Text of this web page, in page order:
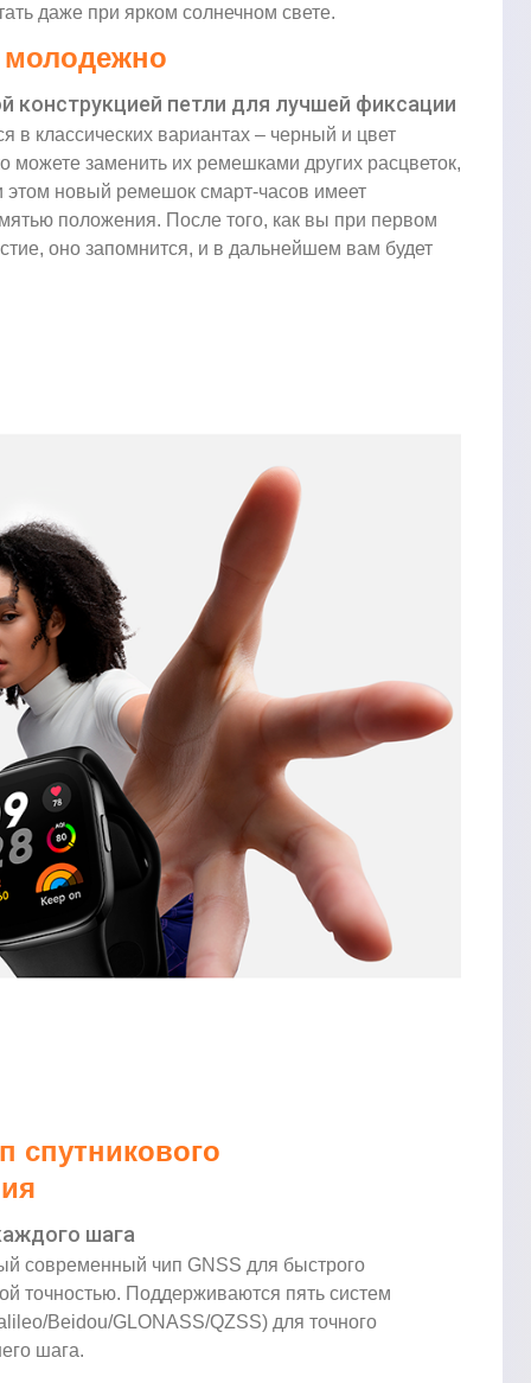
даже при ярком солнечном свете.
конструкцией петли для лучшей фиксации
в классических вариантах – черный и цвет
можете заменить их ремешками других расцветок,
этом новый ремешок смарт-часов имеет
положения. После того, как вы при первом
оно запомнится, и в дальнейшем вам будет
спутникового
шага
современный чип GNSS для быстрого
точностью. Поддерживаются пять систем
Beidou/GLONASS/QZSS) для точного
шага.